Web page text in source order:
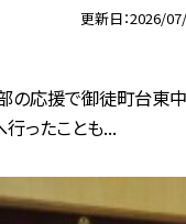
更新日 2026/
の応援で御徒町台東中
ったことも...